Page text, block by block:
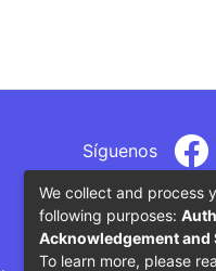
Síguenos
We collect and process
following purposes:
Acknowledgement and
To learn more, please